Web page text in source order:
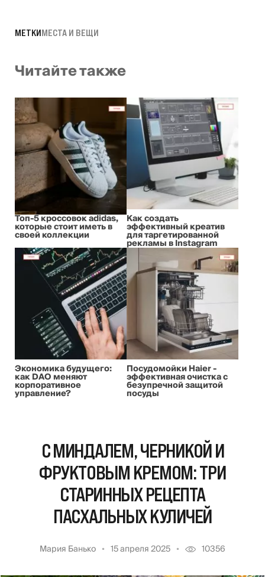
МЕТКИМЕСТА И ВЕЩИ
Читайте также
Топ-5 кроссовок adidas,
которые стоит иметь в
своей коллекции
Как создать
эффективный креатив
для таргетированной
рекламы в Instagram
Экономика будущего:
как DAO меняют
корпоративное
управление?
Посудомойки Haier -
эффективная очистка с
безупречной защитой
посуды
С МИНДАЛЕМ, ЧЕРНИКОЙ И
ФРУКТОВЫМ КРЕМОМ: ТРИ
СТАРИННЫХ РЕЦЕПТА
ПАСХАЛЬНЫХ КУЛИЧЕЙ
Мария Банько 15 апреля 2025 10356